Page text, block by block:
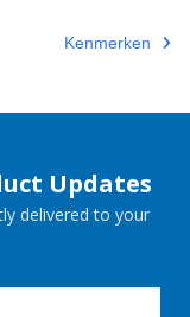
Kenmerken
Updates
delivered to your